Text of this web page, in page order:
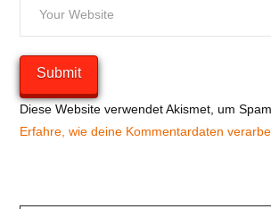
Diese Website verwendet Akismet, um
Erfahre, wie deine Kommentardaten